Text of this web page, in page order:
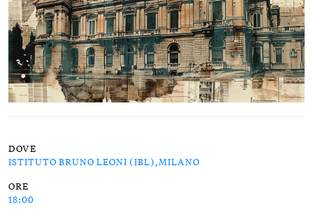
DOVE
ISTITUTO BRUNO LEONI (IBL),MILANO
ORE
18:00